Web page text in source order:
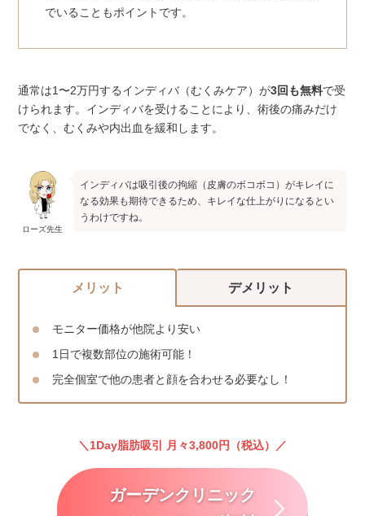
でいることもポイントです。
通常は1〜2万円するインディバ（むくみケア）が3回も無料で受
けられます。インディバを受けることにより、術後の痛みだけ
でなく、むくみや内出血を緩和します。
ローズ先生
インディバは吸引後の拘縮（皮膚のボコボコ）がキレイに
なる効果も期待できるため、キレイな仕上がりになるとい
うわけですね。
メリット デメリット
モニター価格が他院より安い
1日で複数部位の施術可能！
完全個室で他の患者と顔を合わせる必要なし！
1Day脂肪吸引 月々3,800円（税込）
ガーデンクリニック